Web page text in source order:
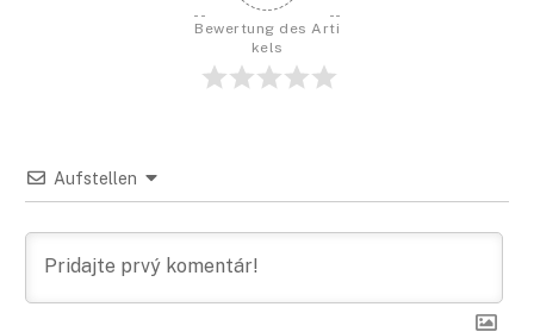
Bewertung des Arti
kels
Aufstellen